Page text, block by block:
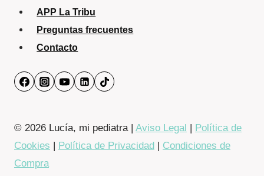
APP La Tribu
Preguntas frecuentes
Contacto
© 2026 Lucía, mi pediatra | Aviso Legal | Política de
Cookies | Política de Privacidad | Condiciones de
Compra